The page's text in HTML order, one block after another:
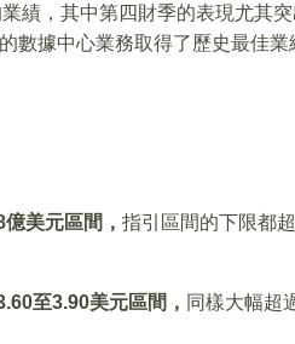
績，其中第四財季的表現尤其
數據中心業務取得了歷史最佳業
美元區間， 指引區間的下限都
至3.90美元區間， 同樣大幅超